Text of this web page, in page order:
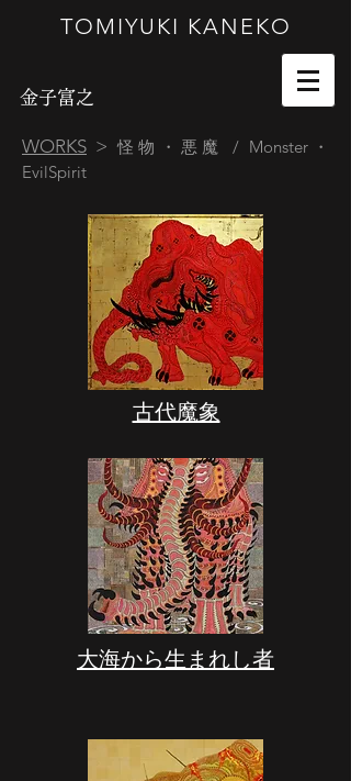
TOMIYUKI KANEKO
金子富之
WORKS >怪物・悪魔 / Monster・
EvilSpirit
​古代魔象
​大海から生まれし者